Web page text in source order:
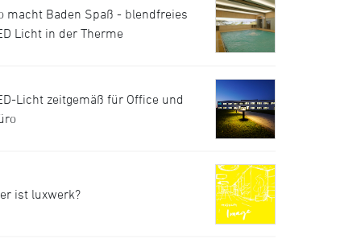
macht Baden Spaß - blendfreies
Licht in der Therme
Licht zeitgemäß für Office und
ist luxwerk?